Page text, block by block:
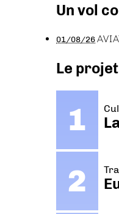
Un vol
01/08/26
Le